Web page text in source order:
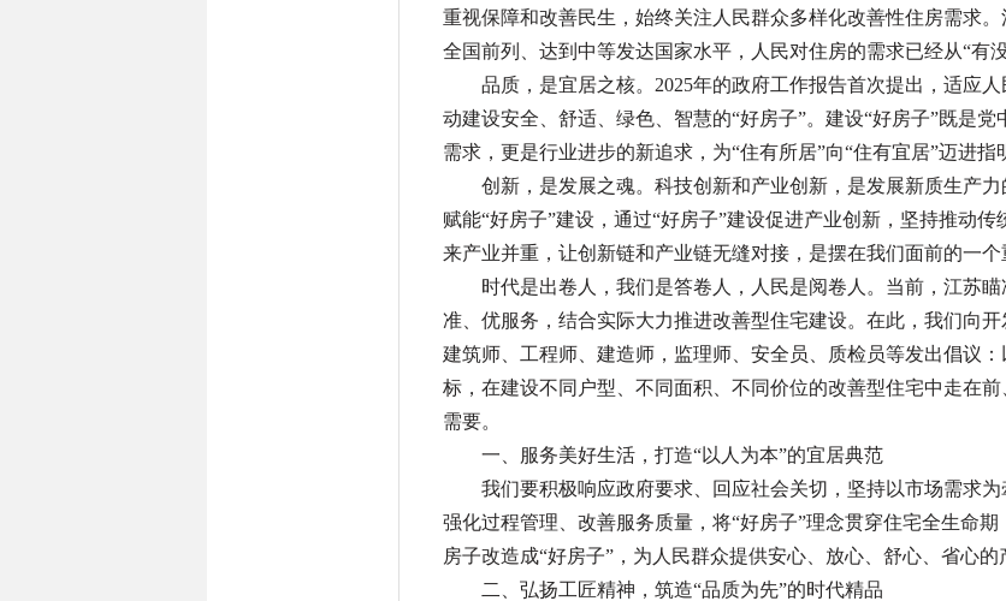
重视保障和改善民生，始终关注人民群众多样化改善性住房需求
全国前列、达到中等发达国家水平，人民对住房的需求已经从“有没
品质，是宜居之核。2025年的政府工作报告首次提出，适应
动建设安全、舒适、绿色、智慧的“好房子”。建设“好房子”既是
需求，更是行业进步的新追求，为“住有所居”向“住有宜居”迈进指
创新，是发展之魂。科技创新和产业创新，是发展新质生产
赋能“好房子”建设，通过“好房子”建设促进产业创新，坚持推动
来产业并重，让创新链和产业链无缝对接，是摆在我们面前的一个
时代是出卷人，我们是答卷人，人民是阅卷人。当前，江苏
准、优服务，结合实际大力推进改善型住宅建设。在此，我们向
建筑师、工程师、建造师，监理师、安全员、质检员等发出倡议
标，在建设不同户型、不同面积、不同价位的改善型住宅中走在
需要。
一、服务美好生活，打造“以人为本”的宜居典范
我们要积极响应政府要求、回应社会关切，坚持以市场需求
强化过程管理、改善服务质量，将“好房子”理念贯穿住宅全生命
房子改造成“好房子”，为人民群众提供安心、放心、舒心、省心的
二、弘扬工匠精神，筑造“品质为先”的时代精品